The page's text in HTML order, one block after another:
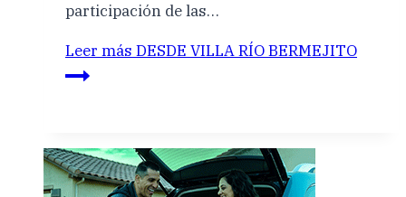
participación de las…
Leer más DESDE VILLA RÍO BERMEJITO